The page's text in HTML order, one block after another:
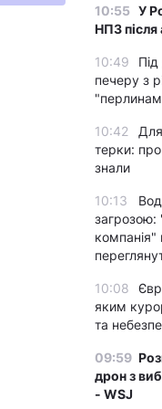
10:55 У
НПЗ після
10:49
печеру з
10:42
терки: про
знали
10:13
загрозою:
компанія"
10:08
яким
та
09:59
дрон з
- WSJ